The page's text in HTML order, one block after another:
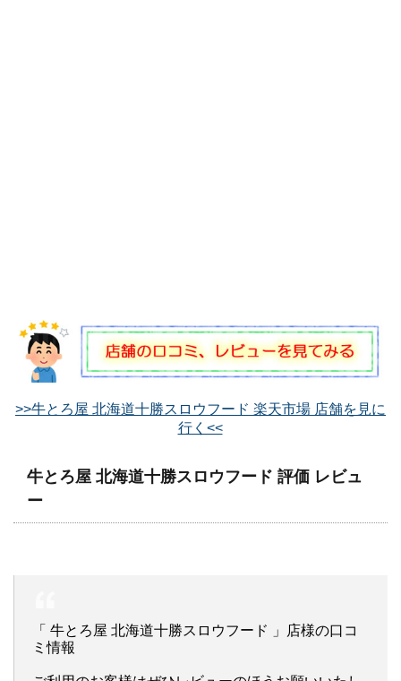
>>牛とろ屋 北海道十勝スロウフード 楽天市場 店舗を見に
行く<<
牛とろ屋 北海道十勝スロウフード 評価 レビュ
ー
「 牛とろ屋 北海道十勝スロウフード 」店様の口コ
ミ情報